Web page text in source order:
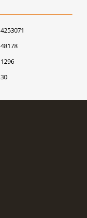
30
4253071
48178
1296